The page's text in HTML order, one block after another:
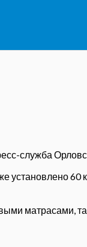
служба
60
матрасами,